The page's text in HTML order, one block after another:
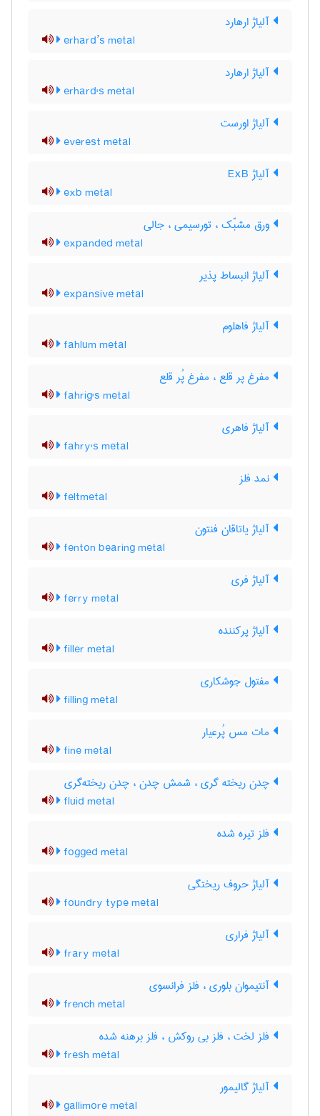
آلیاژ ارهارد
erhard’s metal
آلیاژ ارهارد
erhard's metal
آلیاژ اورست
everest metal
آلیاژ ExB
exb metal
ورق مشبّک ، تورسیمی ، جالی
expanded metal
آلیاژ انبساط پذیر
expansive metal
آلیاژ فاهلوم
fahlum metal
مفرغ پر قلع ، مفرغ پُر قلع
fahrig's metal
آلیاژ فاهری
fahry's metal
نمد فلز
feltmetal
آلیاژ یاتاقان فنتون
fenton bearing metal
آلیاژ فری
ferry metal
آلیاژ پرکننده
filler metal
مفتول جوشکاری
filling metal
مات مس پُرعیار
fine metal
چدن ریخته گری ، شمش چدن ، چدن ریخته‌گری
fluid metal
فلز تیره شده
fogged metal
آلیاژ حروف ریختگی
foundry type metal
آلیاژ فراری
frary metal
آنتیموان بلوری ، فلز فرانسوی
french metal
فلز لخت ، فلز بی روکش ، فلز برهنه شده
fresh metal
آلیاژ گالیمور
gallimore metal